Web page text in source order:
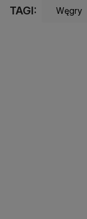
TAGI: Węgry